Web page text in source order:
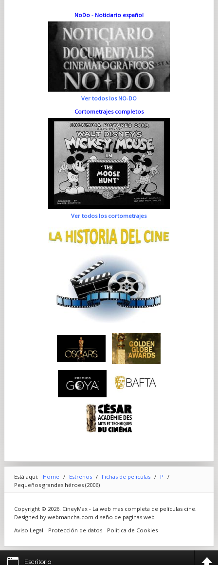
NoDo - Noticiario español
Ver todos los NO-DO
Cortometrajes completos
Ver todos los cortometrajes
Está aquí: Home / Estrenos / Fichas de peliculas / P /
Pequeños grandes héroes (2006)
Copyright © 2026. CineyMax - La web mas completa de películas cine.
Designed by webmancha.com diseño de paginas web
Aviso Legal
Protección de datos Politica de Cookies
Escritorio